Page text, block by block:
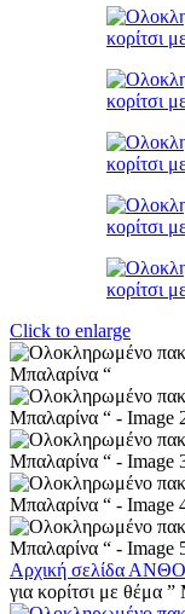
Click to enlarge
Αρχική σελίδα
για κορίτσι με θέμα